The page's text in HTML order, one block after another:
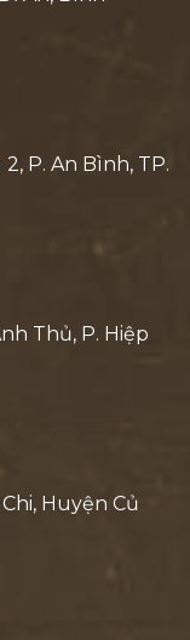
P. An Bình, TP.
Thủ, P. Hiệp
Chi, Huyện Củ